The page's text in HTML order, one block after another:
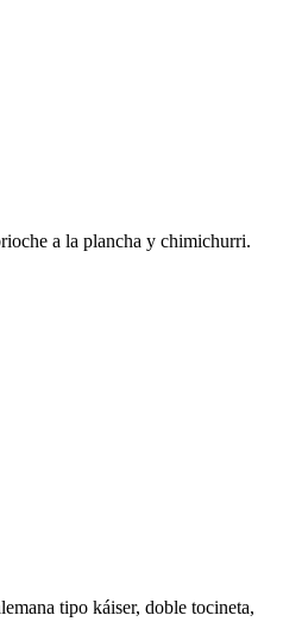
a la plancha y chimichurri.
tipo káiser, doble tocineta,